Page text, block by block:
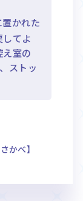
かれた
てよ
室の
ストッ
かべ】